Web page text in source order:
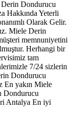
Dondurucu
Hakkında Yeterli
Olarak Gelir.
Miele Derin
memnuniyetini
Herhangi bir
tam
7/24 sizlerin
Dondurucu
En yakın Miele
Dondurucu
Antalya En iyi